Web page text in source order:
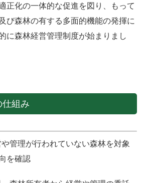
正化の一体的な促進を図り、もって
び森林の有する多面的機能の発揮に
に森林経営管理制度が始まりまし
組み
管理が行われていない森林を対象
を確認